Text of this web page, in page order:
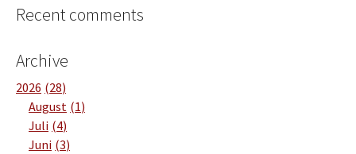
Recent comments
Archive
2026 28
August 1
Juli 4
Juni 3